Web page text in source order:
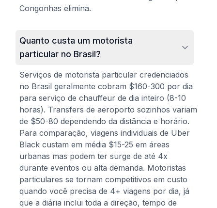
Congonhas elimina.
Quanto custa um motorista
particular no Brasil?
Serviços de motorista particular credenciados
no Brasil geralmente cobram $160-300 por dia
para serviço de chauffeur de dia inteiro (8-10
horas). Transfers de aeroporto sozinhos variam
de $50-80 dependendo da distância e horário.
Para comparação, viagens individuais de Uber
Black custam em média $15-25 em áreas
urbanas mas podem ter surge de até 4x
durante eventos ou alta demanda. Motoristas
particulares se tornam competitivos em custo
quando você precisa de 4+ viagens por dia, já
que a diária inclui toda a direção, tempo de